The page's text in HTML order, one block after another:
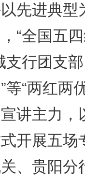
先进典型
“全国五
支行团支
“两红两
讲主力，
开展五场
、贵阳分